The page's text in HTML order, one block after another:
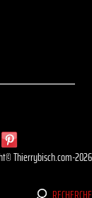
Thierrybisch.com-2026